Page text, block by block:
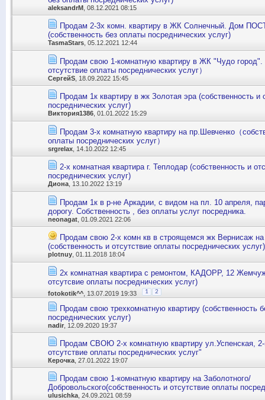
aleksandrM , 08.12.2021 08:15
Продам 2-3х комн. квартиру в ЖК Солнечный. Дом
(собственность без оплаты посреднических услуг)
TasmaStars, 05.12.2021 12:44
Продам свою 1-комнатную квартиру в ЖК "Чудо город".
отсутствие оплаты посреднических услуг）
СергейS , 18.09.2022 15:45
Продам 1к квартиру в жк Золотая эра (собственность и
посреднических услуг)
Виктория1386, 01.01.2022 15:29
Продам 3-х комнатную квартиру на пр.Шевченко（
оплаты посреднических услуг）
srgrelax , 14.10.2022 12:45
2-х комнатная квартира г. Теплодар (собственность и
посреднических услуг)
Диона , 13.10.2022 13:19
Продам 1к в р-не Аркадии, с видом на пл. 10 апреля,
дорогу. Собственность , без оплаты услуг посредника.
neonagat , 01.09.2021 22:06
Продам свою 2-х комн кв в строящемся жк Вернисаж на
(собственность и отсутствие оплаты посреднических услуг)
plotnuy , 01.11.2018 18:04
2х комнатная квартира с ремонтом, КАДОРР, 12
отсутсвие оплаты посреднических услуг)
fotokotik^^ , 13.07.2019 19:33 1 2
Продам свою трехкомнатную квартиру (собственность
посреднических услуг)
nadir , 12.09.2020 19:37
Продам СВОЮ 2-х комнатную квартиру ул.Успенская, 2-
отсутствие оплаты посреднических услуг"
Керочка , 27.01.2022 19:07
Продам свою 1-комнатную квартиру на Заболотного/
Добровольского(собственность и отсутствие оплаты
ulusichka, 24.09.2021 08:59